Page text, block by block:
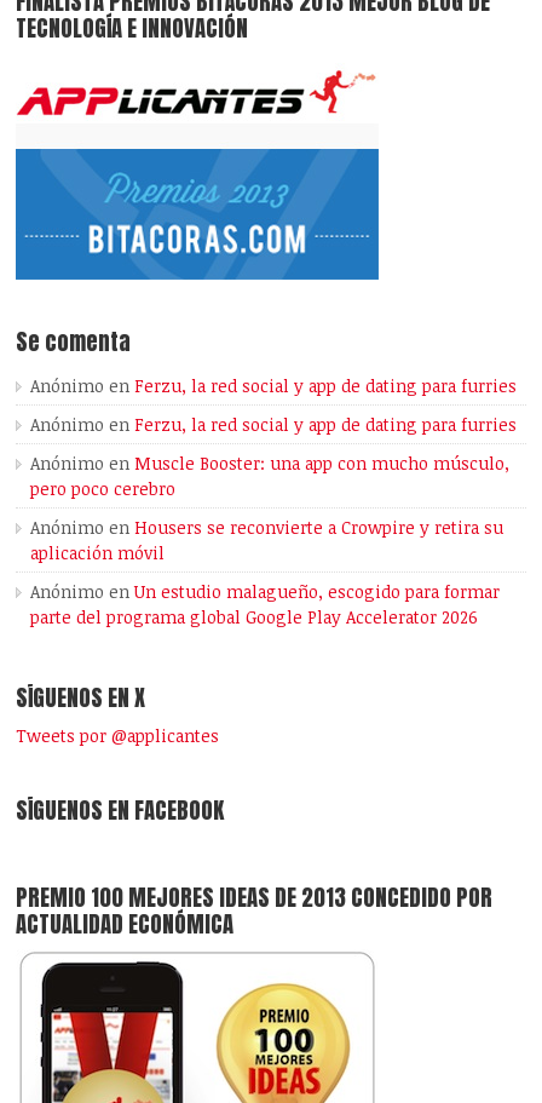
TECNOLOGÍA E INNOVACIÓN
Se comenta
Anónimo enFerzu, la red social y app de dating para furries
Anónimo enFerzu, la red social y app de dating para furries
Anónimo enMuscle Booster: una app con mucho músculo,
pero poco cerebro
Anónimo enHousers se reconvierte a Crowpire y retira su
aplicación móvil
Anónimo enUn estudio malagueño, escogido para formar
parte del programa global Google Play Accelerator 2026
SÍGUENOS EN X
Tweets por @applicantes
SÍGUENOS EN FACEBOOK
PREMIO 100 MEJORES IDEAS DE 2013 CONCEDIDO POR
ACTUALIDAD ECONÓMICA